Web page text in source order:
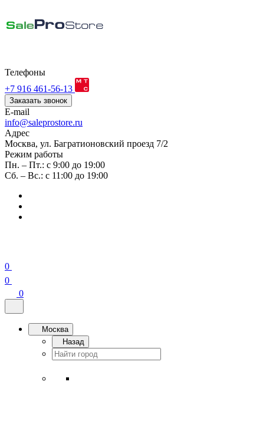
Телефоны
+7 916 461-56-13
Заказать звонок
E-mail
info@saleprostore.ru
Адрес
Москва, ул. Багратионовский проезд 7/2
Режим работы
Пн. – Пт.: с 9:00 до 19:00
Сб. – Вс.: с 11:00 до 19:00
0
0
0
Москва
Назад